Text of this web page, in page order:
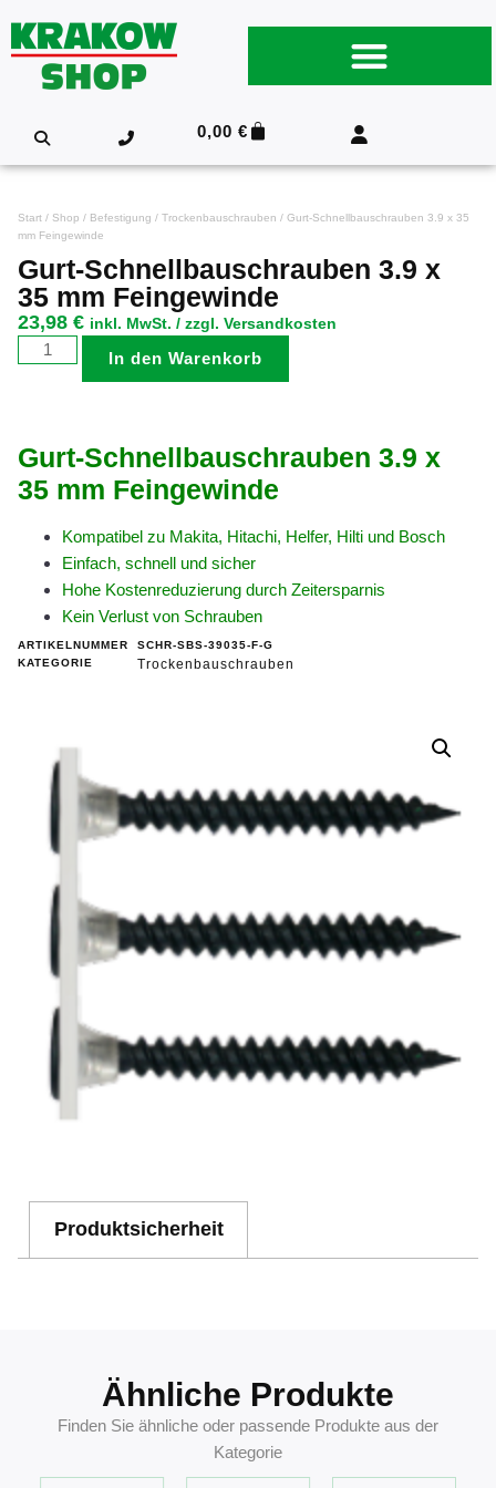
0,00€
Start / Shop / Befestigung / Trockenbauschrauben / Gurt-Schnellbauschrauben 3.9 x 35
mm Feingewinde
Gurt-Schnellbauschrauben 3.9 x
35 mm Feingewinde
23,98 € inkl. MwSt. / zzgl. Versandkosten
In den Warenkorb
Gurt-Schnellbauschrauben 3.9 x
35 mm Feingewinde
Kompatibel zu Makita, Hitachi, Helfer, Hilti und Bosch
Einfach, schnell und sicher
Hohe Kostenreduzierung durch Zeitersparnis
Kein Verlust von Schrauben
ARTIKELNUMMER
SCHR-SBS-39035-F-G
KATEGORIE
Trockenbauschrauben
Produktsicherheit
Ähnliche Produkte
Finden Sie ähnliche oder passende Produkte aus der
Kategorie